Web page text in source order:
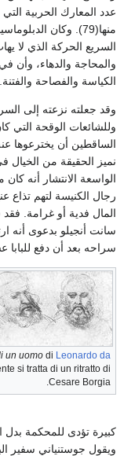
عدد المعارك الحربية
منها(79). وكان
السريع الحركة الذي لا
والمحاجة والدهاء، وأن
الكياسة والفصاحة والفتنة.
وقد جعلته نزعته إلى
وللشائعات الوقحة التي
الساقطين أن يخترعوها
نميز الحقيقة من الخيال
الواسعة الانتشار أنه كان
رجال الكنيسة لتهم تذاع
المال فدية أو غرامة.
سانت أنجيلو بدعوى أنه
سراحه بعد أن دفع للبابا
un uomo di Leonardo da
si tratta di un ritratto di
Cesare Borgia.
كبيرة تؤدى للمحكمة بدل
ويقول جوستنياني سفير